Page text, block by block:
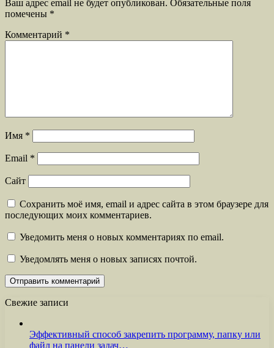
Ваш адрес email не будет опубликован. Обязательные поля
помечены *
Комментарий *
Имя *
Email *
Сайт
Сохранить моё имя, email и адрес сайта в этом браузере для
последующих моих комментариев.
Уведомить меня о новых комментариях по email.
Уведомлять меня о новых записях почтой.
Свежие записи
Эффективный способ закрепить программу, папку или
файл на панели задач…